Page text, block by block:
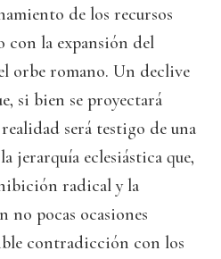
de los recursos
con la expansión del
orbe romano. Un declive
si bien se proyectará
será testigo de una
jerarquía eclesiástica que,
radical y la
no pocas ocasiones
contradicción con los